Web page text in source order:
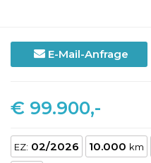
E-Mail-Anfrage
€ 99.900,-
EZ: 02/2026 10.000 km